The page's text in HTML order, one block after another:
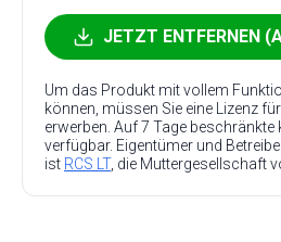
JETZT ENTFERNEN
Um das Produkt mit vollem
können, müssen Sie eine Lizenz
erwerben. Auf 7 Tage
verfügbar. Eigentümer und
ist RCS LT, die Muttergesellschaft